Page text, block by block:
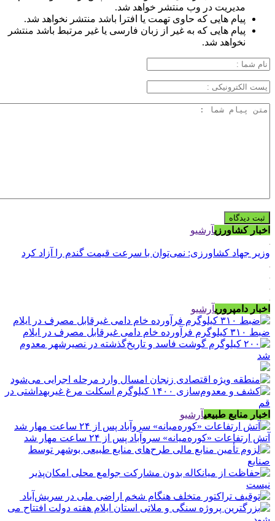
مدیریت در وب منتشر خواهد شد.
پیام هایی که حاوی تهمت یا افترا باشد منتشر نخواهد شد.
پیام هایی که به غیر از زبان فارسی یا غیر مرتبط باشد منتشر
نخواهد شد.
اخبار کشاورزیآرشیو
وزیر جهاد کشاورزی: نمی‌توان با سرعت قیمت گندم را آزاد کرد
اخبار دامپروریآرشیو
ضبط ۳۱۰ کیلوگرم فرآورده خام دامی غیرقابل مصرف در ایلام
اخبار منابع طبیعیآرشیو
آتش ارتفاعات «کوره‌میانه» سروآباد پس از ۲۴ ساعت مهار شد